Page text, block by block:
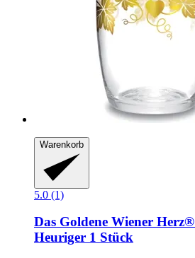
Warenkorb
5.0 (1)
Das Goldene Wiener Herz®
Heuriger 1 Stück